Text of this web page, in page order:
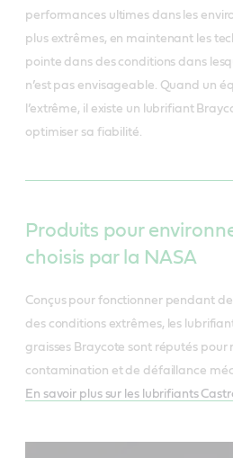
performances ultimes dans les
plus extrêmes, en maintenant les
pointe dans des conditions dans
n’est pas envisageable. Quand un
l’extrême, il existe un lubrifiant
optimiser sa fiabilité.
Produits pour
choisis par la NASA
Conçus pour fonctionner pendant
des conditions extrêmes, les
graisses Braycote sont réputés pour
contamination et de défaillance
En savoir plus sur les lubrifiants